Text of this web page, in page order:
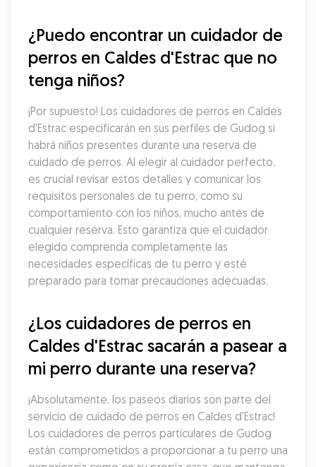
¿Puedo encontrar un cuidador de
perros en Caldes d'Estrac que no
tenga niños?
¡Por supuesto! Los cuidadores de perros en Caldes
d'Estrac especificarán en sus perfiles de Gudog si
habrá niños presentes durante una reserva de
cuidado de perros. Al elegir al cuidador perfecto,
es crucial revisar estos detalles y comunicar los
requisitos personales de tu perro, como su
comportamiento con los niños, mucho antes de
cualquier reserva. Esto garantiza que el cuidador
elegido comprenda completamente las
necesidades específicas de tu perro y esté
preparado para tomar precauciones adecuadas.
¿Los cuidadores de perros en
Caldes d'Estrac sacarán a pasear a
mi perro durante una reserva?
¡Absolutamente, los paseos diarios son parte del
servicio de cuidado de perros en Caldes d'Estrac!
Los cuidadores de perros particulares de Gudog
están comprometidos a proporcionar a tu perro una